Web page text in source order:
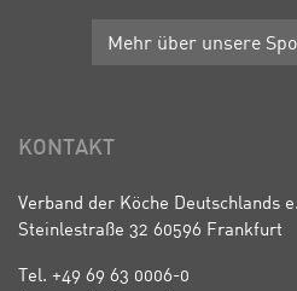
Mehr über unsere
KONTAKT
Verband der Köche Deutschlands
Steinlestraße 32 60596 Frankfurt
Tel. +49 69 63 0006-0